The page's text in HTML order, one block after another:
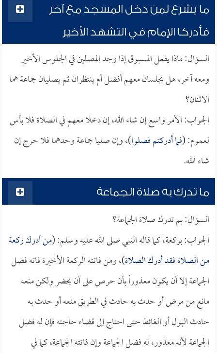
ما يشرع لمن دخل المسجد مع آخر
فأدركا الإمام في التشهد الأخير
السؤال: ماذا يفعل المسبوق إذا وجد المصلين في الجلوس الأخير
ومعه آخر، هل يجلسان معهم أفضل أم ينتظران ثم يصليان جماعة هما
الاثنان؟
الجواب: الأمر واسع إن شاء الله، إن دخلا معهم في الصلاة فلا بأس
لعموم: (فما أدركتم فصلوا)، وإن صليا جماعة وحدهما فلا حرج إن
شاء الله.
ما تدرك به صلاة الجماعة
السؤال: بم تدرك صلاة الجماعة؟
الجواب: بركعة، كما قاله النبي صلى الله عليه وسلم: (من أدرك ركعة
من الصلاة فقد أدرك الصلاة)، ومن فاتته الركعة الأخيرة فاته فضل
الجماعة إلا أن يكون معذوراً بأن حرص على أن يحضر ولكن منعه
مانع من مرض أو حدث به حادث في الطريق منعه أو حدث به
حادث البول أو الغائط حتى احتاج إلى قضاء حاجته فإن له فضل
الجماعة لأنه معذور، له فضل الجماعة وإن فاتته الجماعة، كما في